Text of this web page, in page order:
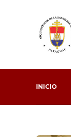
INICIO